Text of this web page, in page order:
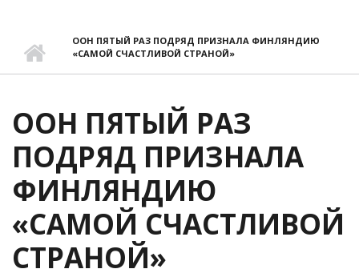
ООН ПЯТЫЙ РАЗ ПОДРЯД ПРИЗНАЛА ФИНЛЯНДИЮ
«САМОЙ СЧАСТЛИВОЙ СТРАНОЙ»
ООН ПЯТЫЙ РАЗ
ПОДРЯД ПРИЗНАЛА
ФИНЛЯНДИЮ
«САМОЙ СЧАСТЛИВОЙ
СТРАНОЙ»